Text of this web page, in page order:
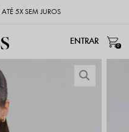
5X SEM JUROS
0